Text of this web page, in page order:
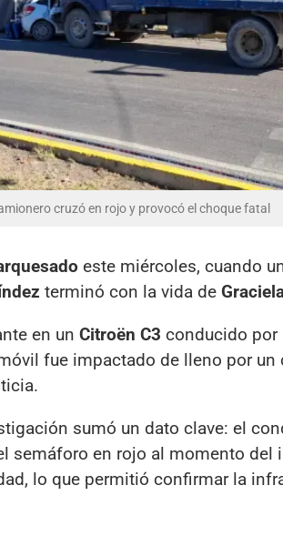
cruzó en rojo y provocó el choque fatal
este miércoles, cuando
terminó con la vida de
en un Citroën C3 conducido por
fue impactado de lleno por
sumó un dato clave: el
semáforo en rojo al momento del
lo que permitió confirmar la